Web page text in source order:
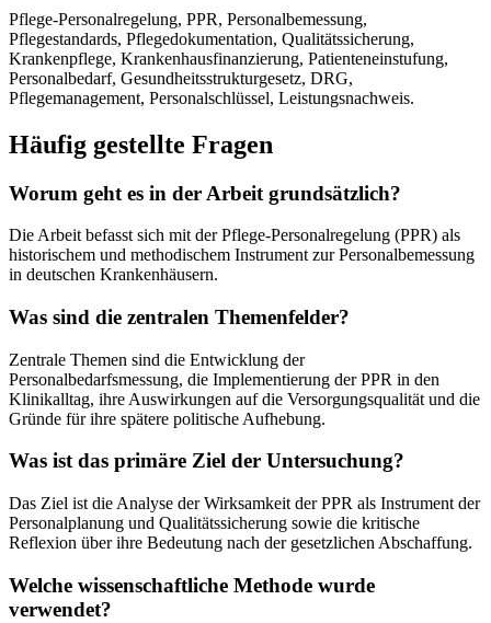
Pflege-Personalregelung, PPR, Personalbemessung,
Pflegestandards, Pflegedokumentation, Qualitätssicherung,
Krankenpflege, Krankenhausfinanzierung, Patienteneinstufung,
Personalbedarf, Gesundheitsstrukturgesetz, DRG,
Pflegemanagement, Personalschlüssel, Leistungsnachweis.
Häufig gestellte Fragen
Worum geht es in der Arbeit grundsätzlich?
Die Arbeit befasst sich mit der Pflege-Personalregelung (PPR) als
historischem und methodischem Instrument zur Personalbemessung
in deutschen Krankenhäusern.
Was sind die zentralen Themenfelder?
Zentrale Themen sind die Entwicklung der
Personalbedarfsmessung, die Implementierung der PPR in den
Klinikalltag, ihre Auswirkungen auf die Versorgungsqualität und die
Gründe für ihre spätere politische Aufhebung.
Was ist das primäre Ziel der Untersuchung?
Das Ziel ist die Analyse der Wirksamkeit der PPR als Instrument der
Personalplanung und Qualitätssicherung sowie die kritische
Reflexion über ihre Bedeutung nach der gesetzlichen Abschaffung.
Welche wissenschaftliche Methode wurde
verwendet?